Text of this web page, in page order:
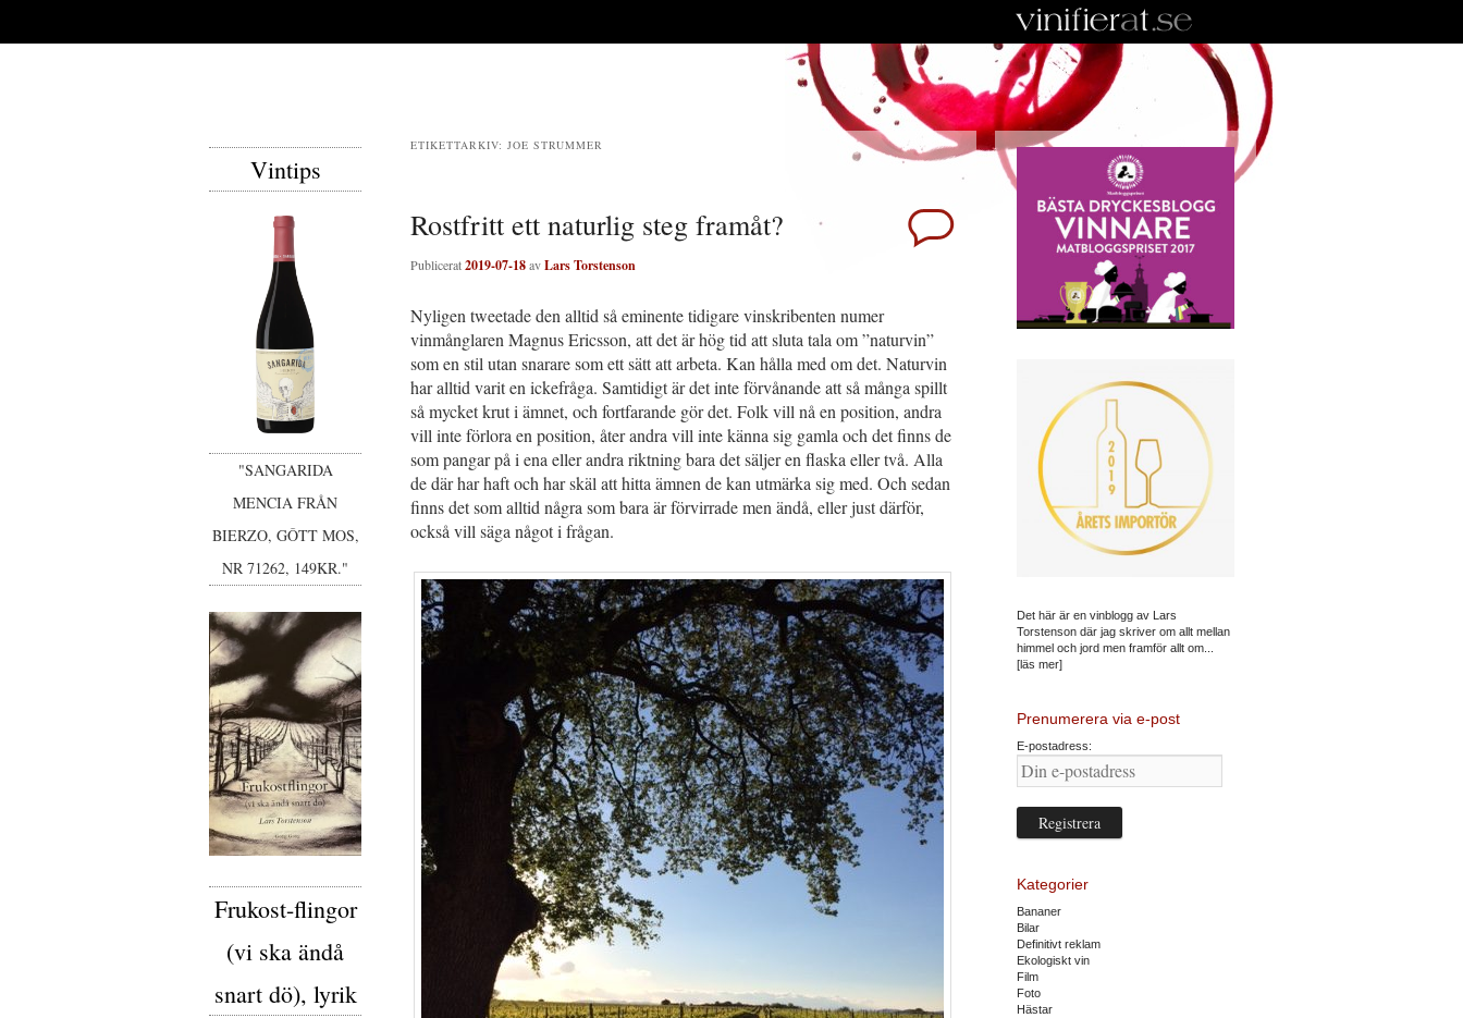
ETIKETTARKIV: JOE STRUMMER
Rostfritt ett naturlig steg framåt?
Publicerat2019-07-18avLars Torstenson
Nyligen tweetade den alltid så eminente tidigare vinskribenten numer
vinmånglaren Magnus Ericsson, att det är hög tid att sluta tala om ”naturvin”
som en stil utan snarare som ett sätt att arbeta. Kan hålla med om det. Naturvin
har alltid varit en ickefråga. Samtidigt är det inte förvånande att så många spillt
så mycket krut i ämnet, och fortfarande gör det. Folk vill nå en position, andra
vill inte förlora en position, åter andra vill inte känna sig gamla och det finns de
som pangar på i ena eller andra riktning bara det säljer en flaska eller två. Alla
de där har haft och har skäl att hitta ämnen de kan utmärka sig med. Och sedan
finns det som alltid några som bara är förvirrade men ändå, eller just därför,
också vill säga något i frågan.
Det här är en vinblogg av Lars
Torstenson där jag skriver om allt mellan
himmel och jord men framför allt om...
[läs mer]
Prenumerera via e-post
E-postadress:
Kategorier
Bananer
Bilar
Definitivt reklam
Ekologiskt vin
Film
Foto
Hästar
Vintips
"SANGARIDA
MENCIA FRÅN
BIERZO, GÔTT MOS,
NR 71262, 149KR."
Frukost-flingor
(vi ska ändå
snart dö), lyrik